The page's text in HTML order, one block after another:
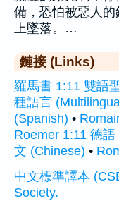
備，恐怕被惡人
上墜落。…
鏈接 (Links)
羅馬書 1:11 雙語
種語言
(Spanish) •
Roemer 1:11 德
文 (Chinese) •
中文標準譯本
Society.